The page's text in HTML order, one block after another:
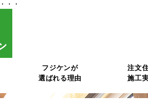
・・
フジケンが
選ばれる理由
注文
施工